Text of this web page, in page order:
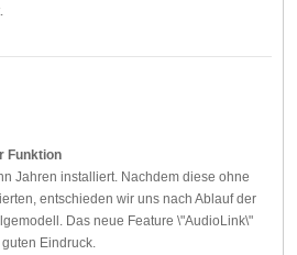
Funktion
Jahren installiert. Nachdem diese ohne
entschieden wir uns nach Ablauf der
Das neue Feature \"AudioLink\"
Eindruck.